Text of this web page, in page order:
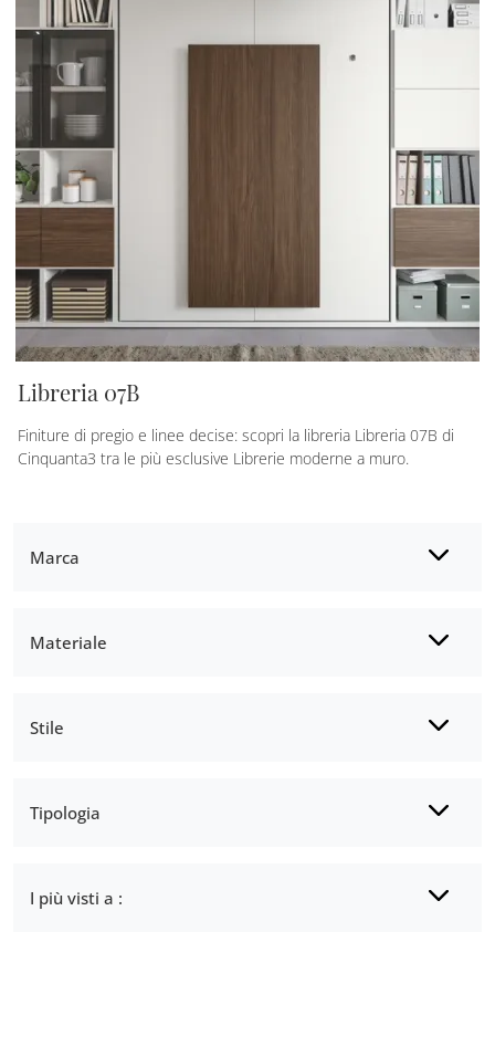
Marca
Materiale
Stile
Tipologia
I più visti a :
Libreria 07B
Finiture di pregio e linee decise: scopri la libreria Libreria 07B di
Cinquanta3 tra le più esclusive Librerie moderne a muro.